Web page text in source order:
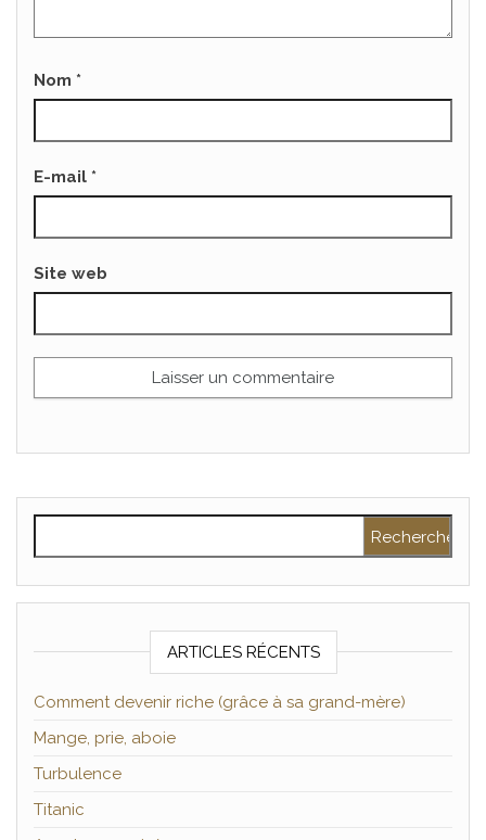
Nom *
E-mail *
Site web
ARTICLES RÉCENTS
Comment devenir riche (grâce à sa grand-mère)
Mange, prie, aboie
Turbulence
Titanic